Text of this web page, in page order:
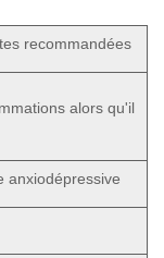
recommandées
alors qu'il
anxiodépressive